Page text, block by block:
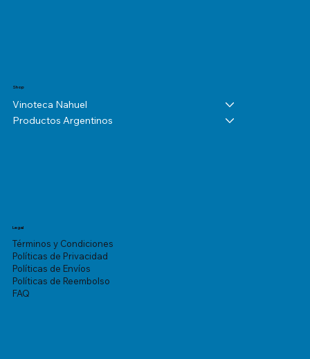
Shop
Vinoteca Nahuel
Productos Argentinos
Legal
Términos y Condiciones
Políticas de Privacidad
Políticas de Envíos
Políticas de Reembolso
FAQ